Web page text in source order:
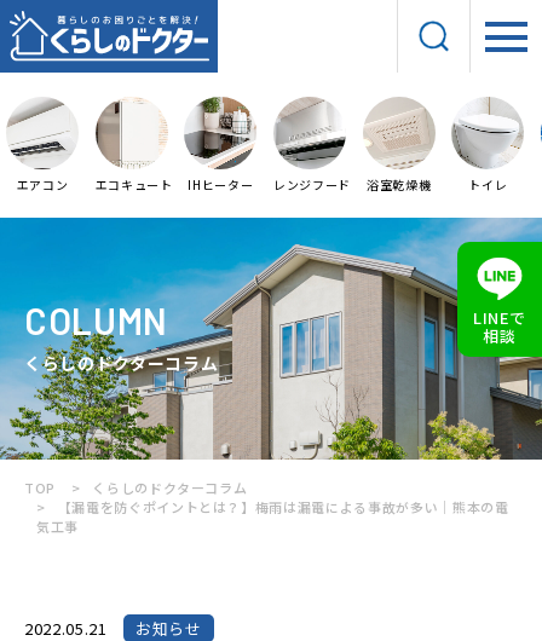
エアコン エコキュート IHヒーター レンジフード 浴室乾燥機 トイレ
COLUMN
くらしのドクターコラム
TOP
くらしのドクターコラム
【漏電を防ぐポイントとは？】梅雨は漏電による事故が多い｜熊本の電
気工事
2022.05.21 お知らせ
LINEで
相談